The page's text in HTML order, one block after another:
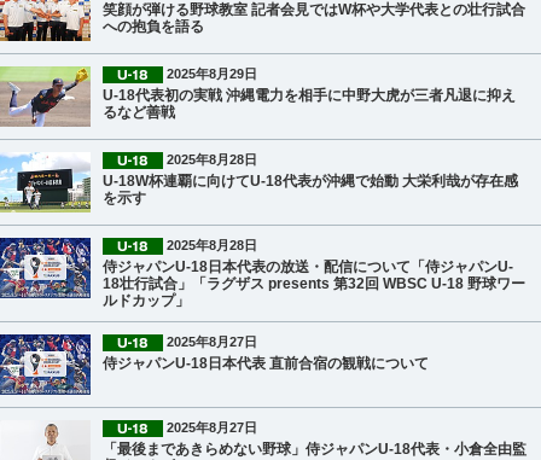
笑顔が弾ける野球教室 記者会見ではW杯や大学代表との壮行試合
への抱負を語る
2025年8月29日
U-18代表初の実戦 沖縄電力を相手に中野大虎が三者凡退に抑え
るなど善戦
2025年8月28日
U-18W杯連覇に向けてU-18代表が沖縄で始動 大栄利哉が存在感
を示す
2025年8月28日
侍ジャパンU-18日本代表の放送・配信について「侍ジャパンU-
18壮行試合」「ラグザス presents 第32回 WBSC U-18 野球ワー
ルドカップ」
2025年8月27日
侍ジャパンU-18日本代表 直前合宿の観戦について
2025年8月27日
「最後まであきらめない野球」侍ジャパンU-18代表・小倉全由監